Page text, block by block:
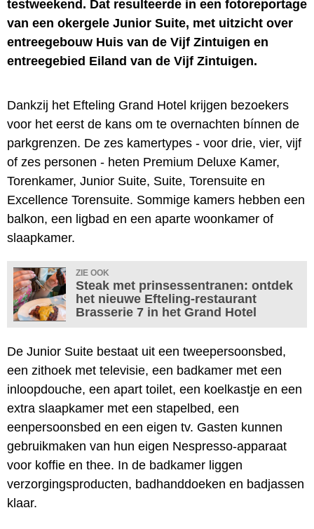
testweekend. Dat resulteerde in een fotoreportage
van een okergele Junior Suite, met uitzicht over
entreegebouw Huis van de Vijf Zintuigen en
entreegebied Eiland van de Vijf Zintuigen.
Dankzij het Efteling Grand Hotel krijgen bezoekers
voor het eerst de kans om te overnachten bínnen de
parkgrenzen. De zes kamertypes - voor drie, vier, vijf
of zes personen - heten Premium Deluxe Kamer,
Torenkamer, Junior Suite, Suite, Torensuite en
Excellence Torensuite. Sommige kamers hebben een
balkon, een ligbad en een aparte woonkamer of
slaapkamer.
ZIE OOK
Steak met prinsessentranen: ontdek
het nieuwe Efteling-restaurant
Brasserie 7 in het Grand Hotel
De Junior Suite bestaat uit een tweepersoonsbed,
een zithoek met televisie, een badkamer met een
inloopdouche, een apart toilet, een koelkastje en een
extra slaapkamer met een stapelbed, een
eenpersoonsbed en een eigen tv. Gasten kunnen
gebruikmaken van hun eigen Nespresso-apparaat
voor koffie en thee. In de badkamer liggen
verzorgingsproducten, badhanddoeken en badjassen
klaar.